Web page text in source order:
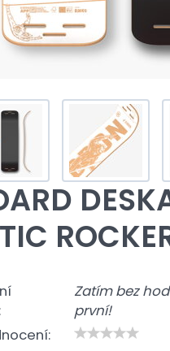
Zatím bez
první!